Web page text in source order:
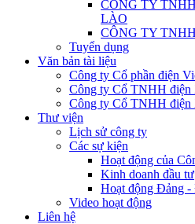
CÔNG TY
LÀO
CÔNG TY
Tuyển dụng
Văn bản tài liệu
Công ty Cổ phần điện
Công ty Cổ TNHH điện
Công ty Cổ TNHH điện
Thư viện
Lịch sử công ty
Các sự kiện
Hoạt động của
Kinh doanh đầu tư
Hoạt động Đảng -
Video hoạt động
Liên hệ